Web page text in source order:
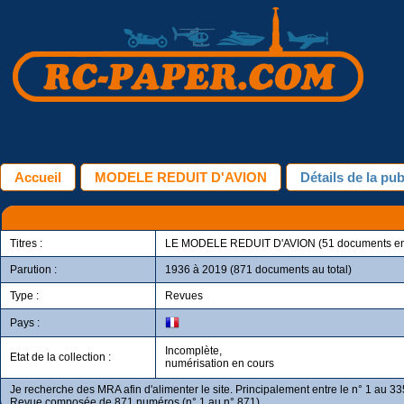
Accueil MODELE REDUIT D'AVION Détails de la
Titres : LE MODELE REDUIT D'AVION (51 documents
Parution : 1936 à 2019 (871 documents au total)
Type : Revues
Pays :
Etat de la collection :
Incomplète,
numérisation en cours
Je recherche des MRA afin d'alimenter le site. Principalement entre le n° 1 au